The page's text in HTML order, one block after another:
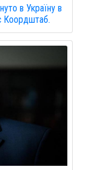
в Україну в
Коордштаб.